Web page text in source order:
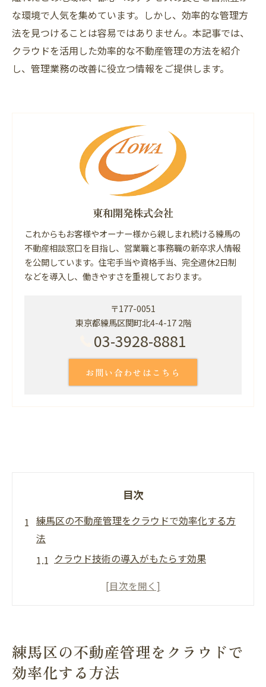
な環境で人気を集めています。しかし、効率的な管理方
法を見つけることは容易ではありません。本記事では、
クラウドを活用した効率的な不動産管理の方法を紹介
し、管理業務の改善に役立つ情報をご提供します。
東和開発株式会社
これからもお客様やオーナー様から親しまれ続ける練馬の
不動産相談窓口を目指し、営業職と事務職の新卒求人情報
を公開しています。住宅手当や資格手当、完全週休2日制
などを導入し、働きやすさを重視しております。
〒177-0051
東京都練馬区関町北4-4-17 2階
03-3928-8881
お問い合わせはこちら
目次
練馬区の不動産管理をクラウドで効率化する方
法
クラウド技術の導入がもたらす効果
業務プロセスの自動化で時間を節約
練馬区の不動産市場への適応
クラウド技術で練馬区の不動産管理が変わる理
練馬区の不動産管理をクラウドで
効率化する方法